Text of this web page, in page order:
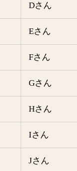
Dさん
Eさん
Fさん
Gさん
Hさん
Iさん
Jさん